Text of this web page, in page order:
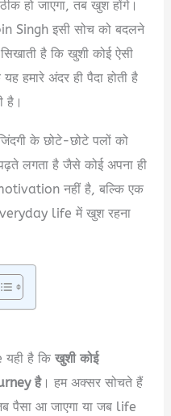
हो जाएगा, तब खुश होंगे।
Singh इसी सोच को बदलने
है कि खुशी कोई ऐसी
हमारे अंदर ही पैदा होती है
है।
के छोटे-छोटे पलों को
लगता है जैसे कोई अपना ही
नहीं है, बल्कि एक
life में खुश रहना
यही है किखुशी कोई
है। हम अक्सर सोचते हैं
पैसा आ जाएगा या जब life